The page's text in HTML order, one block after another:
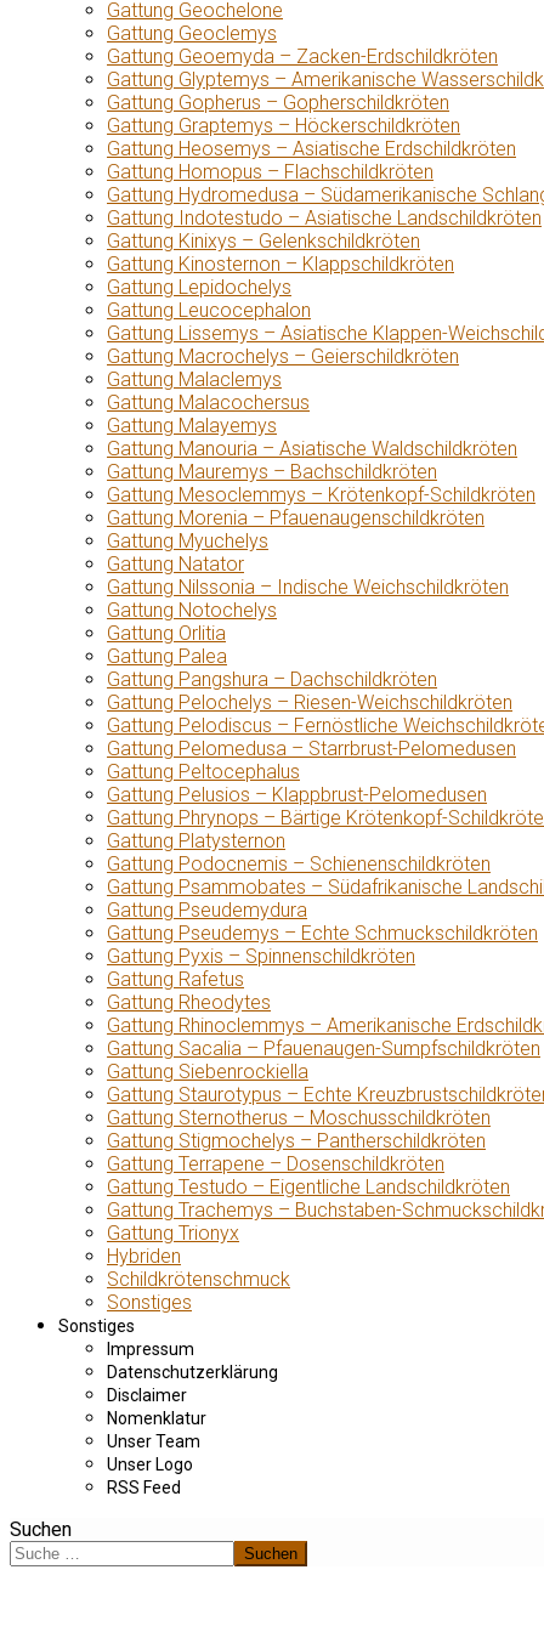
Gattung Geochelone
Gattung Geoclemys
Gattung Geoemyda – Zacken-Erdschildkröten
Gattung Glyptemys – Amerikanische
Gattung Gopherus – Gopherschildkröten
Gattung Graptemys – Höckerschildkröten
Gattung Heosemys – Asiatische Erdschildkröten
Gattung Homopus – Flachschildkröten
Gattung Hydromedusa – Südamerikanische
Gattung Indotestudo – Asiatische Landschildkröten
Gattung Kinixys – Gelenkschildkröten
Gattung Kinosternon – Klappschildkröten
Gattung Lepidochelys
Gattung Leucocephalon
Gattung Lissemys – Asiatische Klappen-
Gattung Macrochelys – Geierschildkröten
Gattung Malaclemys
Gattung Malacochersus
Gattung Malayemys
Gattung Manouria – Asiatische Waldschildkröten
Gattung Mauremys – Bachschildkröten
Gattung Mesoclemmys – Krötenkopf-Schildkröten
Gattung Morenia – Pfauenaugenschildkröten
Gattung Myuchelys
Gattung Natator
Gattung Nilssonia – Indische Weichschildkröten
Gattung Notochelys
Gattung Orlitia
Gattung Palea
Gattung Pangshura – Dachschildkröten
Gattung Pelochelys – Riesen-Weichschildkröten
Gattung Pelodiscus – Fernöstliche
Gattung Pelomedusa – Starrbrust-Pelomedusen
Gattung Peltocephalus
Gattung Pelusios – Klappbrust-Pelomedusen
Gattung Phrynops – Bärtige Krötenkopf-
Gattung Platysternon
Gattung Podocnemis – Schienenschildkröten
Gattung Psammobates – Südafrikanische
Gattung Pseudemydura
Gattung Pseudemys – Echte Schmuckschildkröten
Gattung Pyxis – Spinnenschildkröten
Gattung Rafetus
Gattung Rheodytes
Gattung Rhinoclemmys – Amerikanische
Gattung Sacalia – Pfauenaugen-Sumpfschildkröten
Gattung Siebenrockiella
Gattung Staurotypus – Echte
Gattung Sternotherus – Moschusschildkröten
Gattung Stigmochelys – Pantherschildkröten
Gattung Terrapene – Dosenschildkröten
Gattung Testudo – Eigentliche Landschildkröten
Gattung Trachemys – Buchstaben-
Gattung Trionyx
Hybriden
Schildkrötenschmuck
Sonstiges
Sonstiges
Impressum
Datenschutzerklärung
Disclaimer
Nomenklatur
Unser Team
Unser Logo
RSS Feed
Suchen
Suchen